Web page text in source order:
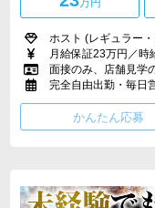
ホスト (レギュラー
月給保証23万円／時
面接のみ、店舗見学
完全自由出勤・毎日